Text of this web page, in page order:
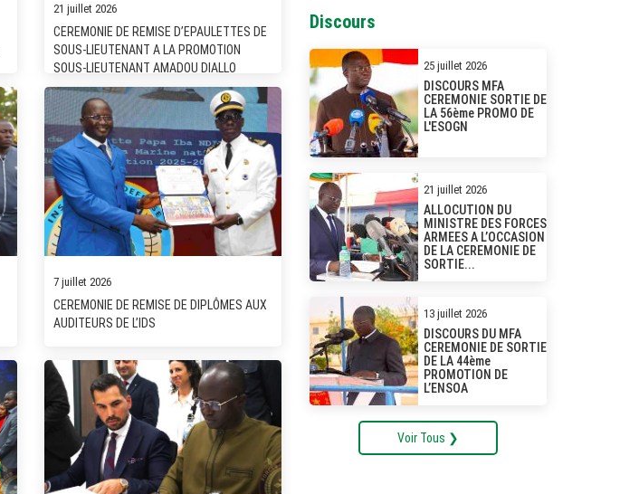
21 juillet 2026
CEREMONIE DE REMISE D’EPAULETTES DE
SOUS-LIEUTENANT A LA PROMOTION
SOUS-LIEUTENANT AMADOU DIALLO
7 juillet 2026
CEREMONIE DE REMISE DE DIPLÔMES AUX
AUDITEURS DE L’IDS
Discours
25 juillet 2026
DISCOURS MFA
CEREMONIE SORTIE DE
LA 56ème PROMO DE
L'ESOGN
21 juillet 2026
ALLOCUTION DU
MINISTRE DES FORCES
ARMEES A L’OCCASION
DE LA CEREMONIE DE
SORTIE...
13 juillet 2026
DISCOURS DU MFA
CEREMONIE DE SORTIE
DE LA 44ème
PROMOTION DE
L’ENSOA
Voir Tous ❯